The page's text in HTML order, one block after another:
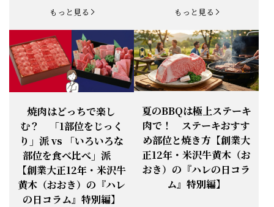
お知らせ 2025.11.3 「黄木の御歳暮」早割開始！
お知らせ 2025.9.13 「秋分の日」定休日変更のお知らせ
お知らせ 2025.6.16 新登場！一膳ご飯
お知らせ 2025.5.28 「初夏の肉祭り」開催中
お知らせ 2025.5.19 「父の日特集」開催中
お知らせ 2025.4.28 「BBQ企画」開催中！
もっと見る もっと見る
焼肉はどっちで楽し
む？ 「1部位をじっく
り」派 vs 「いろいろな
部位を食べ比べ」派
【創業大正12年・米沢牛
黄木（おおき）の『ハレ
の日コラム』特別編】
夏のBBQは極上ステーキ
肉で！ ステーキおすす
め部位と焼き方【創業大
正12年・米沢牛黄木（お
おき）の『ハレの日コラ
ム』特別編】